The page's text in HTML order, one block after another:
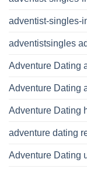
adventist-singles-
adventistsingles
Adventure Dating
Adventure Dating
Adventure Dating
adventure dating
Adventure Dating